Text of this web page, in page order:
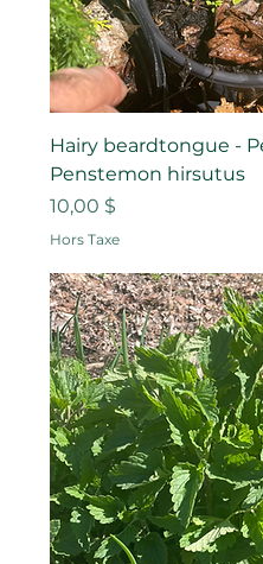
Hairy beardtongue -
Penstemon hirsutus
Prix
10,00 $
Hors Taxe